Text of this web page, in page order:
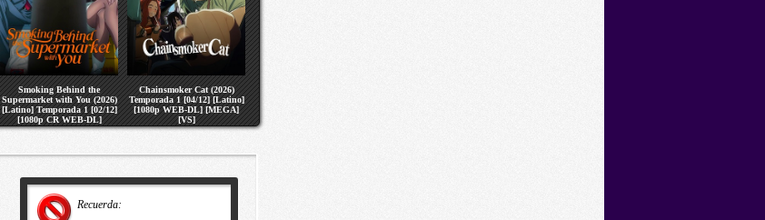
Smoking Behind the
Supermarket with You (2026)
[Latino] Temporada 1 [02/12]
[1080p CR WEB-DL]
[MEGA] [VS]
Chainsmoker Cat (2026)
Temporada 1 [04/12] [Latino]
[1080p WEB-DL] [MEGA]
[VS]
Recuerda: